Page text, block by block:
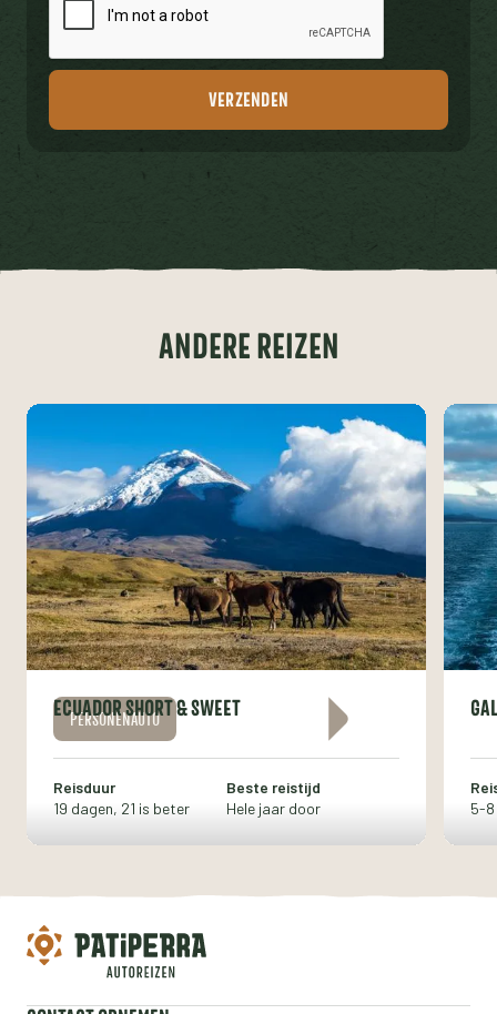
ANDERE REIZEN
PERSONENAUTO
ECUADOR SHORT & SWEET
Reisduur
19 dagen, 21 is beter
Beste reistijd
Hele jaar door
5-8